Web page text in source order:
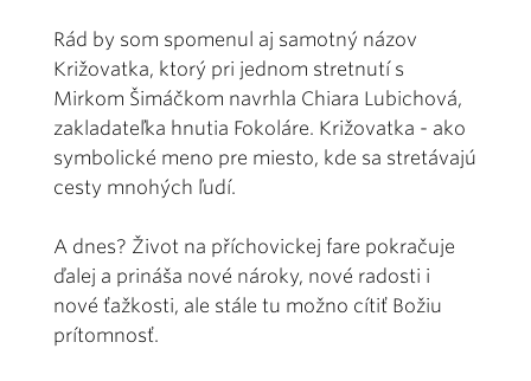
Rád by som spomenul aj samotný názov
Križovatka, ktorý pri jednom stretnutí s
Mirkom Šimáčkom navrhla Chiara Lubichová,
zakladateľka hnutia Fokoláre. Križovatka - ako
symbolické meno pre miesto, kde sa stretávajú
cesty mnohých ľudí.
A dnes? Život na příchovickej fare pokračuje
ďalej a prináša nové nároky, nové radosti i
nové ťažkosti, ale stále tu možno cítiť Božiu
prítomnosť.